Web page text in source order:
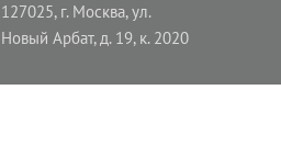
127025, г. Москва, ул.
Новый Арбат, д. 19, к. 2020